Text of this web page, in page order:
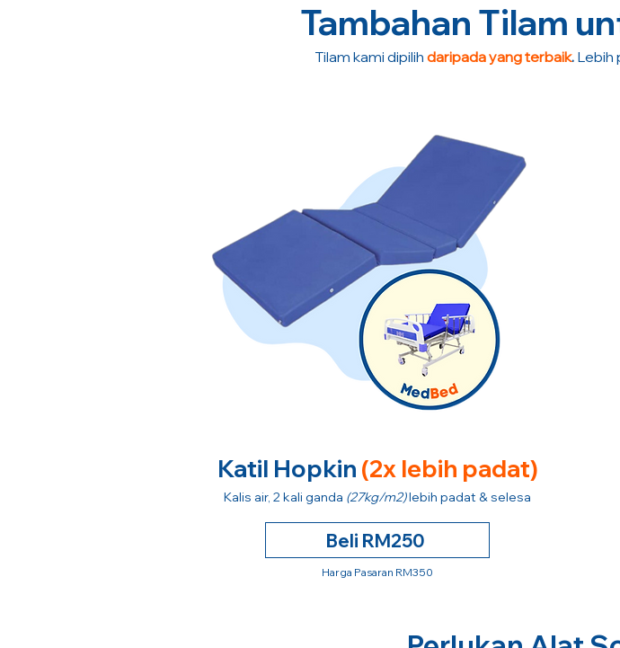
Tambahan Tilam
Tilam kami dipilih daripada yang terbaik.Lebih
Katil Hopkin (2x lebih padat)
Kalis air, 2 kali ganda (27kg/m2)lebih padat & selesa
Beli RM250
Harga Pasaran RM350